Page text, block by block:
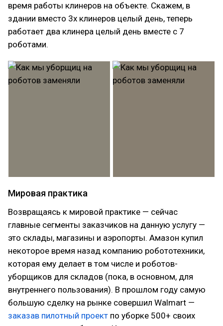
время работы клинеров на объекте. Скажем, в
здании вместо 3х клинеров целый день, теперь
работает два клинера целый день вместе с 7
роботами.
Мировая практика
Возвращаясь к мировой практике — сейчас
главные сегменты заказчиков на данную услугу —
это склады, магазины и аэропорты. Амазон купил
некоторое время назад компанию робототехники,
которая ему делает в том числе и роботов-
уборщиков для складов (пока, в основном, для
внутреннего пользования). В прошлом году самую
большую сделку на рынке совершил Walmart —
заказав пилотный проект по уборке 500+ своих